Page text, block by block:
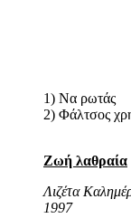
1) Να ρωτάς
2) Φάλτσος
Ζωή λαθραία
Λιζέτα
1997